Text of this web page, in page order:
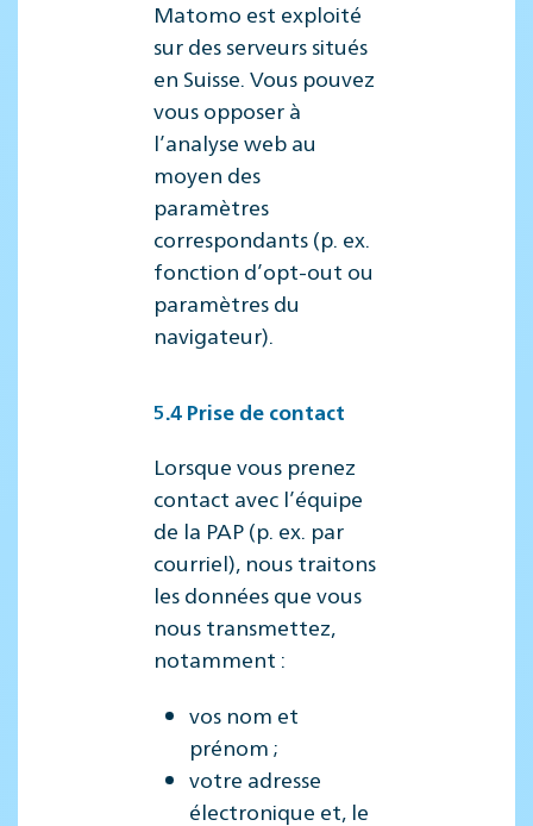
Matomo est exploité
sur des serveurs situés
en Suisse. Vous pouvez
vous opposer à
l’analyse web au
moyen des
paramètres
correspondants (p. ex.
fonction d’opt-out ou
paramètres du
navigateur).
5.4 Prise de contact
Lorsque vous prenez
contact avec l’équipe
de la PAP (p. ex. par
courriel), nous traitons
les données que vous
nous transmettez,
notamment :
vos nom et
prénom ;
votre adresse
électronique et, le